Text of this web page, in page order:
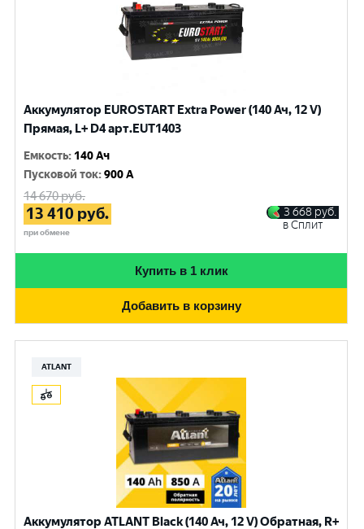
Аккумулятор EUROSTART Extra Power (140 Ач, 12 V)
Прямая, L+ D4 арт.EUT1403
Емкость: 140 Ач
Пусковой ток:900 A
14 670руб.
13 410 руб.
при обмене
3 668 руб.
в Сплит
Купить в 1 клик
Добавить в корзину
ATLANT
Аккумулятор ATLANT Black (140 Ач, 12 V) Обратная, R+